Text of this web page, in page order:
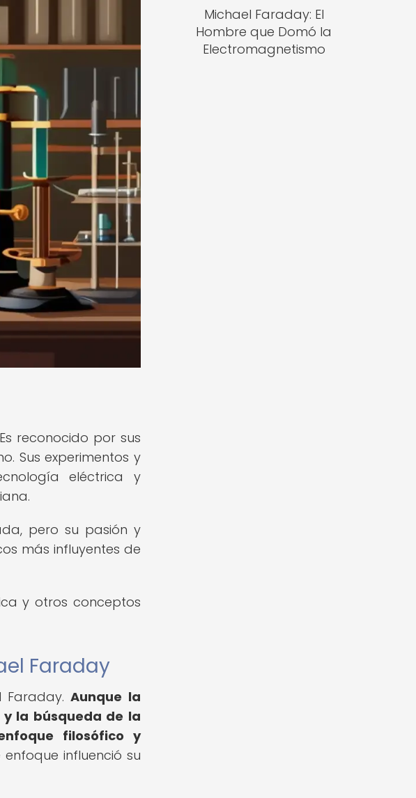
reconocido por sus
Sus experimentos y
eléctrica y
pero su pasión y
más influyentes de
y otros conceptos
Faraday
Faraday.Aunque la
la búsqueda de la
filosófico y
enfoque influenció su
Michael Faraday: El
Hombre que Domó la
Electromagnetismo